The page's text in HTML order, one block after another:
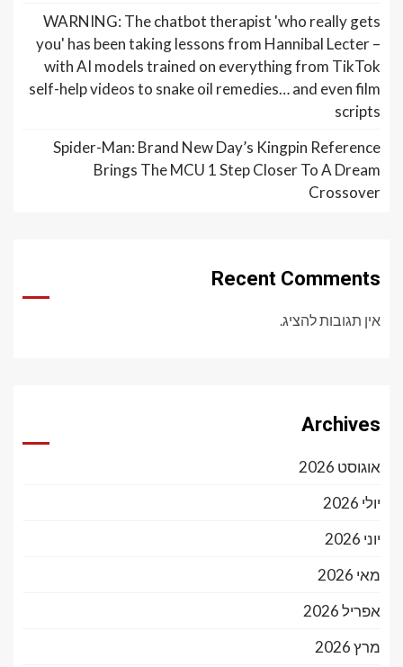
WARNING: The chatbot therapist 'who really gets
you' has been taking lessons from Hannibal Lecter –
with AI models trained on everything from TikTok
self-help videos to snake oil remedies… and even film
scripts
Spider-Man: Brand New Day’s Kingpin Reference
Brings The MCU 1 Step Closer To A Dream
Crossover
Recent Comments
אין תגובות להציג.
Archives
אוגוסט 2026
יולי 2026
יוני 2026
מאי 2026
אפריל 2026
מרץ 2026